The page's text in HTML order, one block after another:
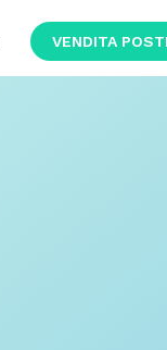
VENDITA